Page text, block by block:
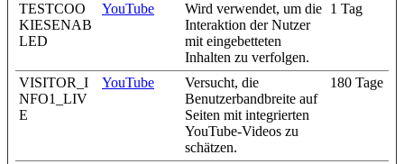
TESTCOO
KIESENAB
LED
YouTube
Wird verwendet, um die
Interaktion der Nutzer
mit eingebetteten
Inhalten zu verfolgen.
1 Tag
VISITOR_I
NFO1_LIV
E
YouTube
Versucht, die
Benutzerbandbreite auf
Seiten mit integrierten
YouTube-Videos zu
schätzen.
180 Tage